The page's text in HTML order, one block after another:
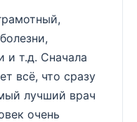
и т.д. Сначала
всё, что сразу
лучший врач
очень